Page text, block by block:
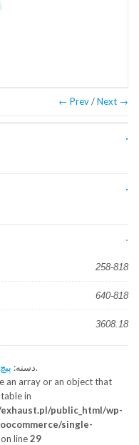
← Prev/Next →
258-818
640-818
3608.18
دسته:.
an array or an object that
in
public_html/wp-
single-
on line29